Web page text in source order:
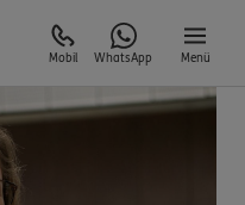
Mobil WhatsApp Menü